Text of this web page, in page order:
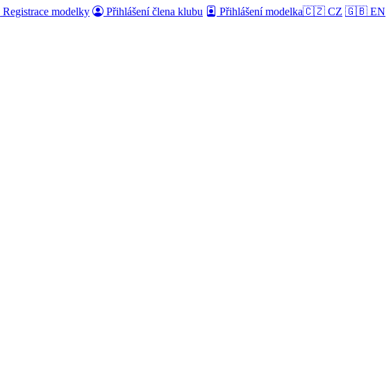
Registrace modelky Přihlášení člena klubu Přihlášení modelka🇨🇿 CZ 🇬🇧 EN